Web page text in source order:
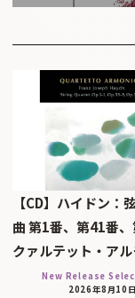
【CD】ハイドン：
曲 第1番、第41番
クァルテット・ア
New Release
2026年8月10日